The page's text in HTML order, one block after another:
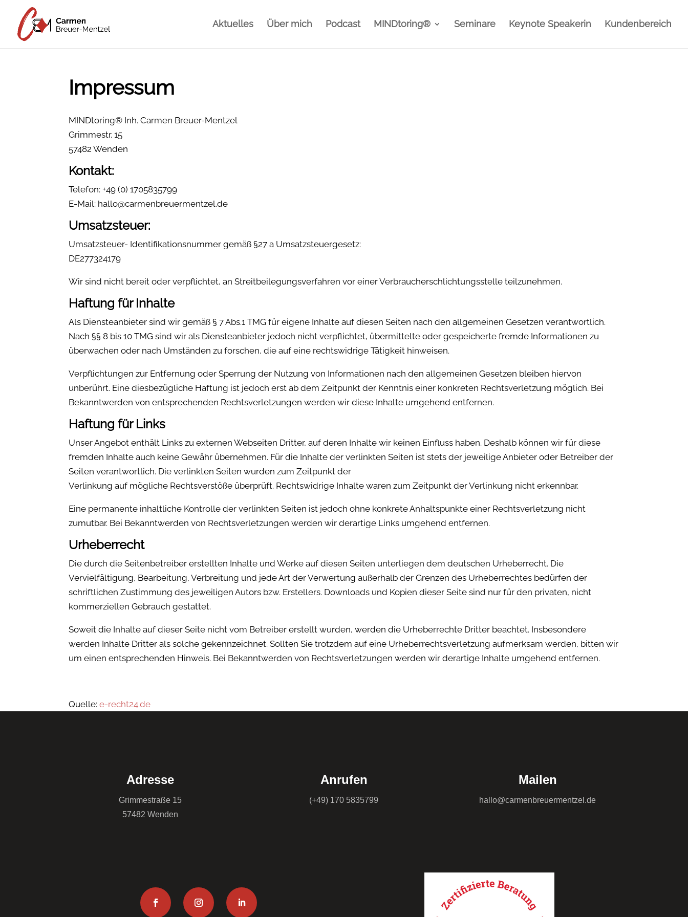
Aktuelles Über mich Podcast MINDtoring® Seminare Keynote Speakerin Kundenbereich
Impressum
MINDtoring® Inh. Carmen Breuer-Mentzel
Grimmestr. 15
57482 Wenden
Kontakt:
Telefon: +49 (0) 1705835799
E-Mail: hallo@carmenbreuermentzel.de
Umsatzsteuer:
Umsatzsteuer- Identifikationsnummer gemäß §27 a Umsatzsteuergesetz:
DE277324179
Wir sind nicht bereit oder verpflichtet, an Streitbeilegungsverfahren vor einer Verbraucherschlichtungsstelle teilzunehmen.
Haftung für Inhalte
Als Diensteanbieter sind wir gemäß § 7 Abs.1 TMG für eigene Inhalte auf diesen Seiten nach den allgemeinen Gesetzen verantwortlich.
Nach §§ 8 bis 10 TMG sind wir als Diensteanbieter jedoch nicht verpflichtet, übermittelte oder gespeicherte fremde Informationen zu
überwachen oder nach Umständen zu forschen, die auf eine rechtswidrige Tätigkeit hinweisen.
Verpflichtungen zur Entfernung oder Sperrung der Nutzung von Informationen nach den allgemeinen Gesetzen bleiben hiervon
unberührt. Eine diesbezügliche Haftung ist jedoch erst ab dem Zeitpunkt der Kenntnis einer konkreten Rechtsverletzung möglich. Bei
Bekanntwerden von entsprechenden Rechtsverletzungen werden wir diese Inhalte umgehend entfernen.
Haftung für Links
Unser Angebot enthält Links zu externen Webseiten Dritter, auf deren Inhalte wir keinen Einfluss haben. Deshalb können wir für diese
fremden Inhalte auch keine Gewähr übernehmen. Für die Inhalte der verlinkten Seiten ist stets der jeweilige Anbieter oder Betreiber der
Seiten verantwortlich. Die verlinkten Seiten wurden zum Zeitpunkt der
Verlinkung auf mögliche Rechtsverstöße überprüft. Rechtswidrige Inhalte waren zum Zeitpunkt der Verlinkung nicht erkennbar.
Eine permanente inhaltliche Kontrolle der verlinkten Seiten ist jedoch ohne konkrete Anhaltspunkte einer Rechtsverletzung nicht
zumutbar. Bei Bekanntwerden von Rechtsverletzungen werden wir derartige Links umgehend entfernen.
Urheberrecht
Die durch die Seitenbetreiber erstellten Inhalte und Werke auf diesen Seiten unterliegen dem deutschen Urheberrecht. Die
Vervielfältigung, Bearbeitung, Verbreitung und jede Art der Verwertung außerhalb der Grenzen des Urheberrechtes bedürfen der
schriftlichen Zustimmung des jeweiligen Autors bzw. Erstellers. Downloads und Kopien dieser Seite sind nur für den privaten, nicht
kommerziellen Gebrauch gestattet.
Soweit die Inhalte auf dieser Seite nicht vom Betreiber erstellt wurden, werden die Urheberrechte Dritter beachtet. Insbesondere
werden Inhalte Dritter als solche gekennzeichnet. Sollten Sie trotzdem auf eine Urheberrechtsverletzung aufmerksam werden, bitten wir
um einen entsprechenden Hinweis. Bei Bekanntwerden von Rechtsverletzungen werden wir derartige Inhalte umgehend entfernen.
Quelle:e-recht24.de
Adresse
Grimmestraße 15
57482 Wenden
Anrufen
(+49) 170 5835799
Mailen
hallo@carmenbreuermentzel.de